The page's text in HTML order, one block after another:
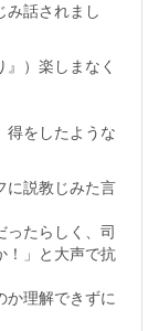
み話されまし
』）楽しまなく
得をしたような
に説教じみた言
ったらしく、司
！」と大声で抗
か理解できずに